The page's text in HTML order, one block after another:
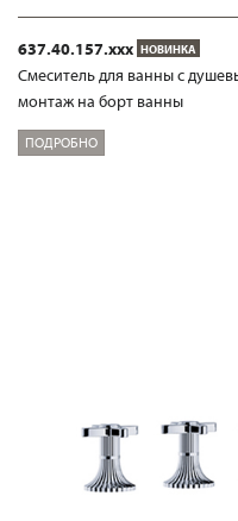
637.40.157.xxx НОВИНКА
Смеситель для ванны с
монтаж на борт ванны
ПОДРОБНО